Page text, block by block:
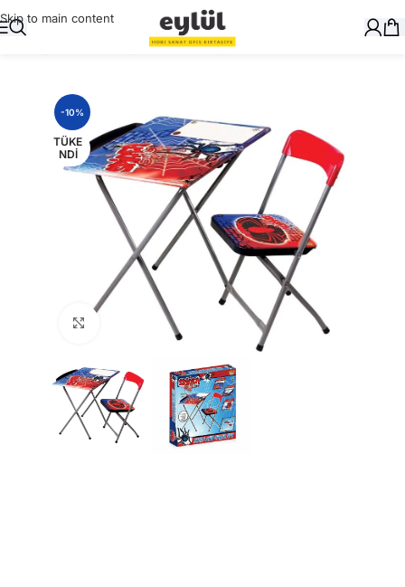
Skip to main content
Yazı Gereçleri/Kalemtraşlar
-10%
TÜKE
NDI
Büyütmek için tıklayın